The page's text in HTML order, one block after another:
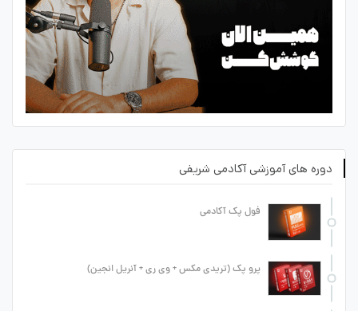
دوره های آموزشی آکادمی شریفی
فول پک آکادمی
پرو پک (تریدی مکس + وی ری + آنریل انجین)